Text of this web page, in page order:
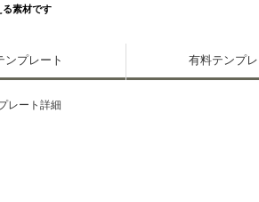
る素材です
ンプレート 有料テンプレ
レート詳細